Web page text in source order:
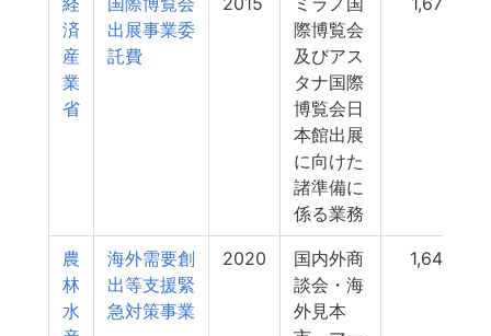
済
産
業
省
出展事業委
託費
際博覧会
及びアス
タナ国際
博覧会日
本館出展
に向けた
諸準備に
係る業務
農
林
水
海外需要創
出等支援緊
急対策事業
2020
国内外商
談会・海
外見本
1,644